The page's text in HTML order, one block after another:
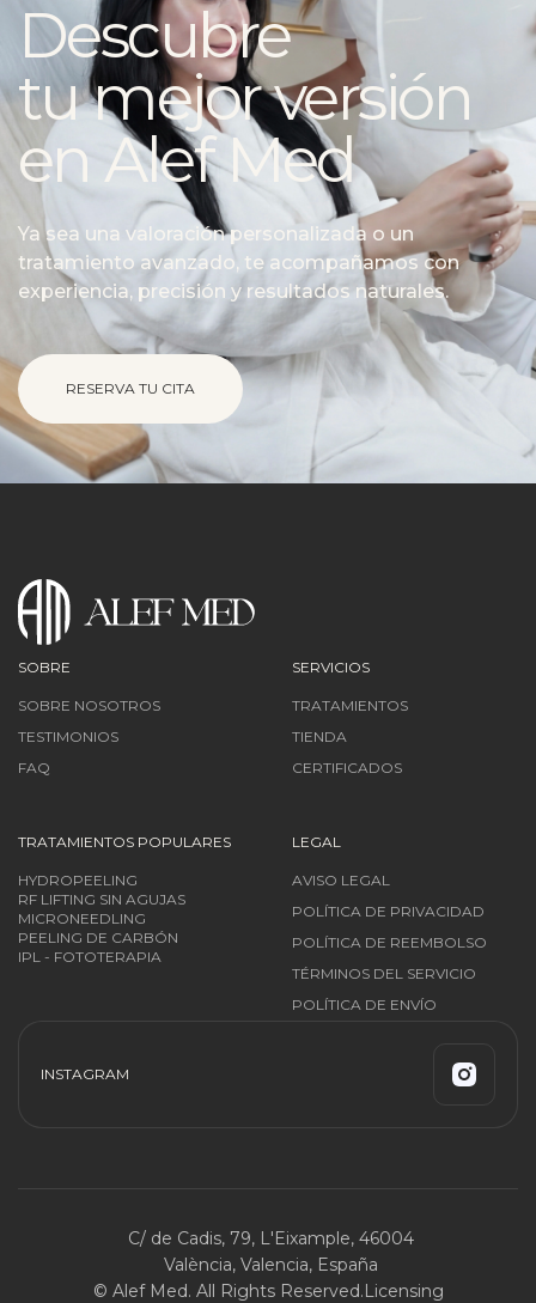
Descubre
tu mejor versión
en Alef Med
Ya sea una valoración personalizada o un
tratamiento avanzado, te acompañamos con
experiencia, precisión y resultados naturales.
RESERVA TU CITA
SOBRE
SOBRE NOSOTROS
TESTIMONIOS
FAQ
SERVICIOS
TRATAMIENTOS
TIENDA
CERTIFICADOS
TRATAMIENTOS POPULARES
HYDROPEELING
RF LIFTING SIN AGUJAS
MICRONEEDLING
PEELING DE CARBÓN
IPL - FOTOTERAPIA
LEGAL
AVISO LEGAL
POLÍTICA DE PRIVACIDAD
POLÍTICA DE REEMBOLSO
TÉRMINOS DEL SERVICIO
POLÍTICA DE ENVÍO
INSTAGRAM
C/ de Cadis, 79, L'Eixample, 46004
València, Valencia, España
© Alef Med. All Rights Reserved.Licensing